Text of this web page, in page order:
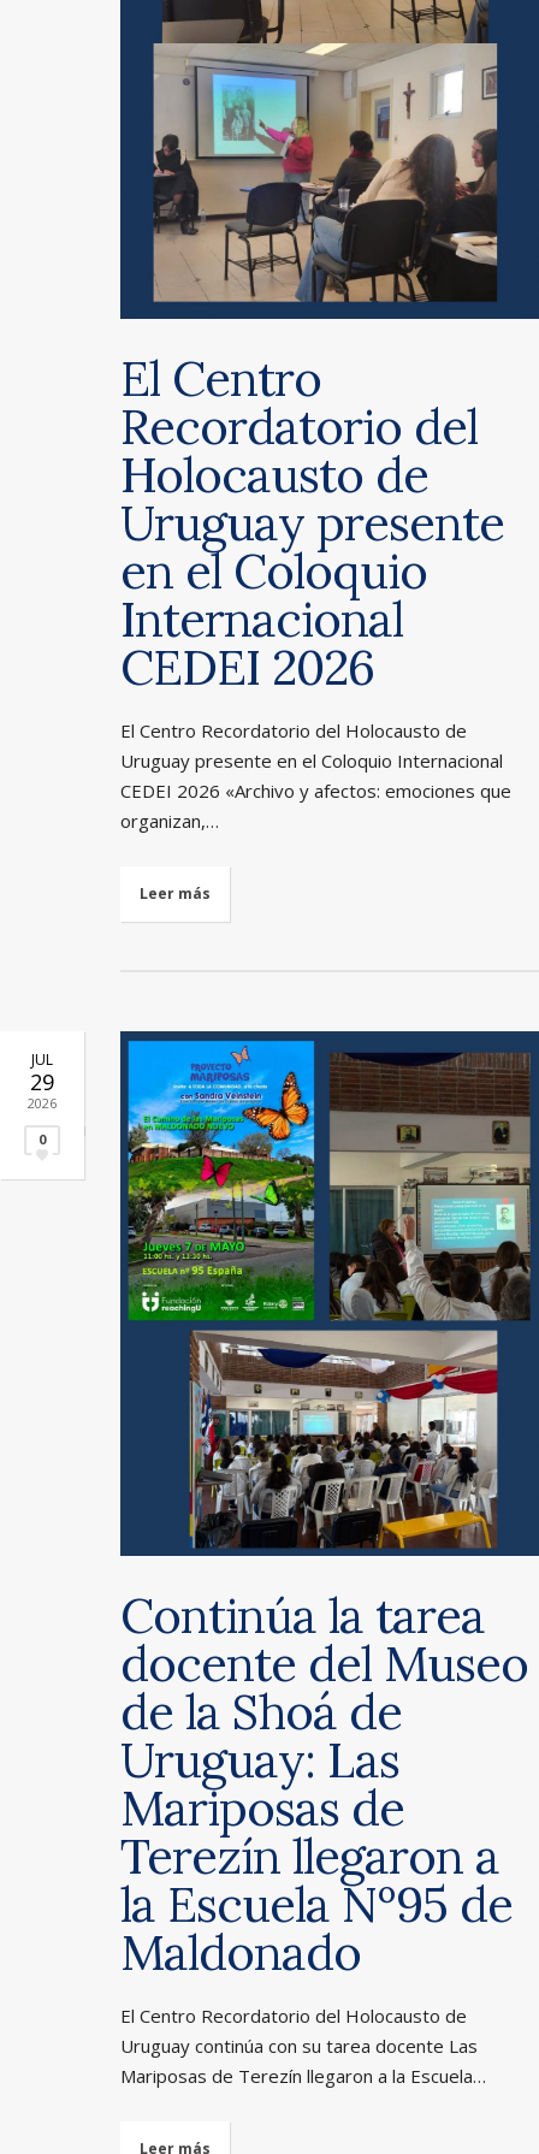
El Centro
Recordatorio del
Holocausto de
Uruguay presente
en el Coloquio
Internacional
CEDEI 2026
El Centro Recordatorio del Holocausto de
Uruguay presente en el Coloquio Internacional
CEDEI 2026 «Archivo y afectos: emociones que
organizan,…
Leer más
JUL
29
2026
0
Continúa la tarea
docente del Museo
de la Shoá de
Uruguay: Las
Mariposas de
Terezín llegaron a
la Escuela Nº95 de
Maldonado
El Centro Recordatorio del Holocausto de
Uruguay continúa con su tarea docente Las
Mariposas de Terezín llegaron a la Escuela…
Leer más